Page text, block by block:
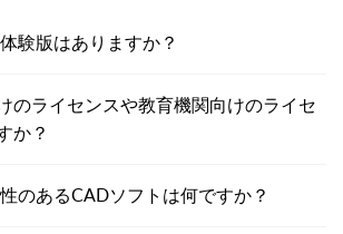
験版はありますか？
のライセンスや教育機関向けのライセ
か？
のあるCADソフトは何ですか？